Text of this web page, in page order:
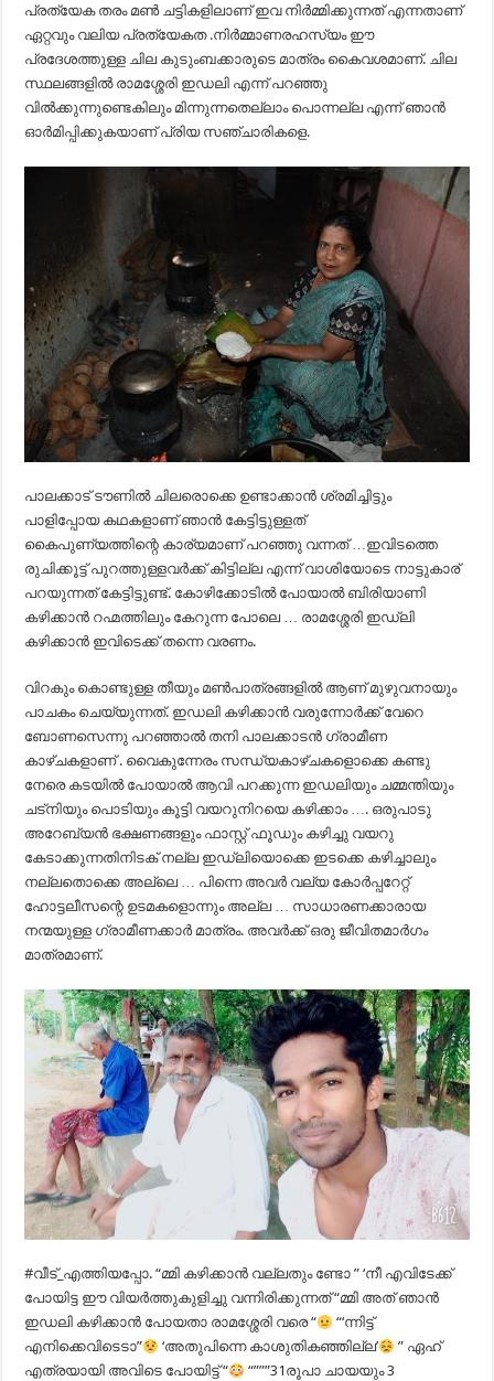
പ്രത്യേക തരം മൺ ചട്ടികളിലാണ് ഇവ നിർമ്മിക്കുന്നത് എന്നതാണ്
ഏറ്റവും വലിയ പ്രത്യേകത .നിർമ്മാണരഹസ്യം ഈ
പ്രദേശത്തുള്ള ചില കുടുംബക്കാരുടെ മാത്രം കൈവശമാണ്. ചില
സ്ഥലങ്ങളിൽ രാമശ്ശേരി ഇഡലി എന്ന് പറഞ്ഞു
വിൽക്കുന്നുണ്ടെകിലും മിന്നുന്നതെല്ലാം പൊന്നല്ല എന്ന് ഞാൻ
ഓർമിപ്പിക്കുകയാണ് പ്രിയ സഞ്ചാരികളെ.
പാലക്കാട് ടൗണിൽ ചിലരൊക്കെ ഉണ്ടാക്കാൻ ശ്രമിച്ചിട്ടും
പാളിപ്പോയ കഥകളാണ് ഞാൻ കേട്ടിട്ടുള്ളത്
കൈപുണ്യത്തിന്റെ കാര്യമാണ് പറഞ്ഞു വന്നത് …ഇവിടത്തെ
രുചിക്കൂട്ട് പുറത്തുള്ളവർക്ക് കിട്ടില്ല എന്ന് വാശിയോടെ നാട്ടുകാര്
പറയുന്നത് കേട്ടിട്ടുണ്ട്. കോഴിക്കോടിൽ പോയാൽ ബിരിയാണി
കഴിക്കാൻ റഹ്മത്തിലും കേറുന്ന പോലെ … രാമശ്ശേരി ഇഡ്‌ലി
കഴിക്കാൻ ഇവിടെക്ക് തന്നെ വരണം.
വിറകും കൊണ്ടുള്ള തീയും മൺപാത്രങ്ങളിൽ ആണ് മുഴുവനായും
പാചകം ചെയ്യുന്നത്. ഇഡലി കഴിക്കാൻ വരുന്നോർക്ക് വേറെ
ബോണസെന്നു പറഞ്ഞാൽ തനി പാലക്കാടൻ ഗ്രാമീണ
കാഴ്ചകളാണ് . വൈകുന്നേരം സന്ധ്യകാഴ്ചകളൊക്കെ കണ്ടു
നേരെ കടയിൽ പോയാൽ ആവി പറക്കുന്ന ഇഡലിയും ചമ്മന്തിയും
ചട്നിയും പൊടിയും കൂട്ടി വയറുനിറയെ കഴിക്കാം …. ഒരുപാടു
അറേബ്യൻ ഭക്ഷണങ്ങളും ഫാസ്റ്റ് ഫൂഡും കഴിച്ചു വയറു
കേടാക്കുന്നതിനിടക് നല്ല ഇഡ്‌ലിയൊക്കെ ഇടക്കെ കഴിച്ചാലും
നല്ലതൊക്കെ അല്ലെ … പിന്നെ അവർ വല്യ കോർപ്പറേറ്റ്
ഹോട്ടലീസന്റെ ഉടമകളൊന്നും അല്ല … സാധാരണക്കാരായ
നന്മയുള്ള ഗ്രാമീണക്കാർ മാത്രം. അവർക്ക് ഒരു ജീവിതമാർഗം
മാത്രമാണ്.
#വീട്_എത്തിയപ്പോ. “മ്മി കഴിക്കാൻ വല്ലതും ണ്ടോ ” ‘നീ എവിടേക്ക്
പോയിട്ട ഈ വിയർത്തുകുളിച്ചു വന്നിരിക്കുന്നത് “മ്മി അത് ഞാൻ
ഇഡലി കഴിക്കാൻ പോയതാ രാമശ്ശേരി വരെ “
“‘ന്നിട്ട്
എനിക്കെവിടെടാ”
‘അതുപിന്നെ കാശുതികഞ്ഞില്ല’
” ഏഹ്
എത്രയായി അവിടെ പോയിട്ട് “
“”””31രൂപാ ചായയും 3